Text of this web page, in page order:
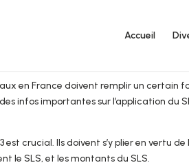
Accueil
en France doivent remplir un certain
infos importantes sur l’application
est crucial. Ils doivent s’y plier en vertu
le SLS, et les montants du SLS.